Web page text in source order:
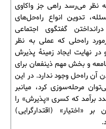
نظر می‌رسد راهی جز واکاوی
تدوین انواع راه‌حل‌های
گفتگوی اجتماعی
راه‌حلی که عملی به نظر
نهایت ایجاد زمینۀ پذیرش
و بخش مهم ذینفعان برای
آن راه‌حل وجود ندارد. در این
مرحله‌سوزی کرد، میانبر
برآمد که کسری «پذیرش» را
بر «اختیار» (اقتدارگرایی)